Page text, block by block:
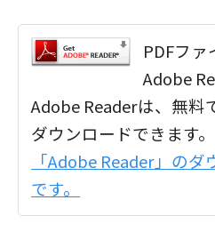
PDFフ
Adobe
Adobe Readerは、無料
ダウンロードできます。
「Adobe Reader」の
です。